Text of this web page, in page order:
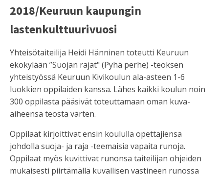
2018/Keuruun kaupungin
lastenkulttuurivuosi
Yhteisötaiteilija Heidi Hänninen toteutti Keuruun
ekokylään ”Suojan rajat" (Pyhä perhe) -teoksen
yhteistyössä Keuruun Kivikoulun ala-asteen 1-6
luokkien oppilaiden kanssa. Lähes kaikki koulun noin
300 oppilasta pääsivät toteuttamaan oman kuva-
aiheensa teosta varten.
Oppilaat kirjoittivat ensin koululla opettajiensa
johdolla suoja- ja raja -teemaisia vapaita runoja.
Oppilaat myös kuvittivat runonsa taiteilijan ohjeiden
mukaisesti piirtämällä kuvallisen vastineen runossa